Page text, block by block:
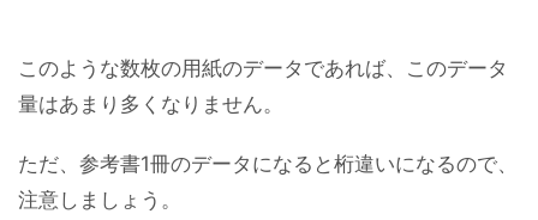
このような数枚の用紙のデータであれば、このデータ
量はあまり多くなりません。
ただ、参考書1冊のデータになると桁違いになるので、
注意しましょう。